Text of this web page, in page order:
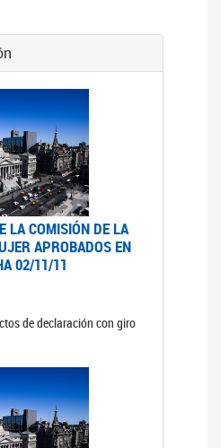
LA COMISIÓN DE LA
APROBADOS EN
02/11/11
de declaración con giro